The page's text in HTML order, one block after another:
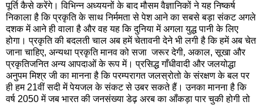
पूर्ति कैसे करेंगे। विभिन्न अध्ययनों के बाद मौसम वैज्ञानिकों ने यह निष्कर्ष
निकाला है कि प्रकृति के साथ निर्ममता से पेश आने का सबसे बड़ा संकट अगले
दशक में आने ही वाला है और वह यह कि दुनिया में अगला युद्ध पानी के लिए
होगा। प्रकृति की बदलती चाल अब हमें चेतावनी देने भी लगी है कि हमें अब चेत
जाना चाहिए, अन्यथा प्रकृति मानव को सजा जरूर देगी, अकाल,सूखा और
प्रकृतिजनित अन्य आपदाओं के रूप में। प्रसिद्ध गाँधीवादी और जलयोद्धा
अनुपम मिश्र जी का मानना है कि परम्परागत जलस्रोतो के संरक्षण के बल पर
ही हम 21वीं सदी में पेयजल के संकट से उबर सकते हैं। उनका मानना है कि
वर्ष 2050में जब भारत की जनसंख्या डेढ़ अरब का आँकड़ा पार चुकी होगी तो